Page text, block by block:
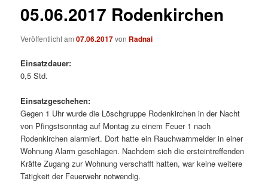
05.06.2017 Rodenkirchen
Veröffentlicht am07.06.2017von Radnai
Einsatzdauer:
0,5 Std.
Einsatzgeschehen:
Gegen 1 Uhr wurde die Löschgruppe Rodenkirchen in der Nacht
von Pfingstsonntag auf Montag zu einem Feuer 1 nach
Rodenkirchen alarmiert. Dort hatte ein Rauchwarnmelder in einer
Wohnung Alarm geschlagen. Nachdem sich die ersteintreffenden
Kräfte Zugang zur Wohnung verschafft hatten, war keine weitere
Tätigkeit der Feuerwehr notwendig.